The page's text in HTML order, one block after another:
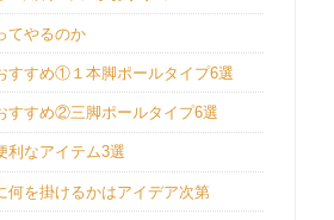
てやるのか
すすめ①１本脚ポールタイプ6選
すすめ②三脚ポールタイプ6選
利なアイテム3選
何を掛けるかはアイデア次第